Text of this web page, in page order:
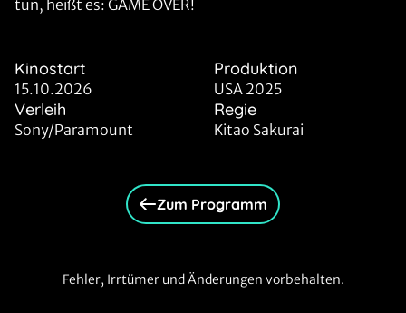
tun, heißt es: GAME OVER!
Kinostart
15.10.2026
Produktion
USA 2025
Verleih
Sony/Paramount
Regie
Kitao Sakurai
Zum Programm
Fehler, Irrtümer und Änderungen vorbehalten.